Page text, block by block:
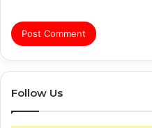
Follow Us